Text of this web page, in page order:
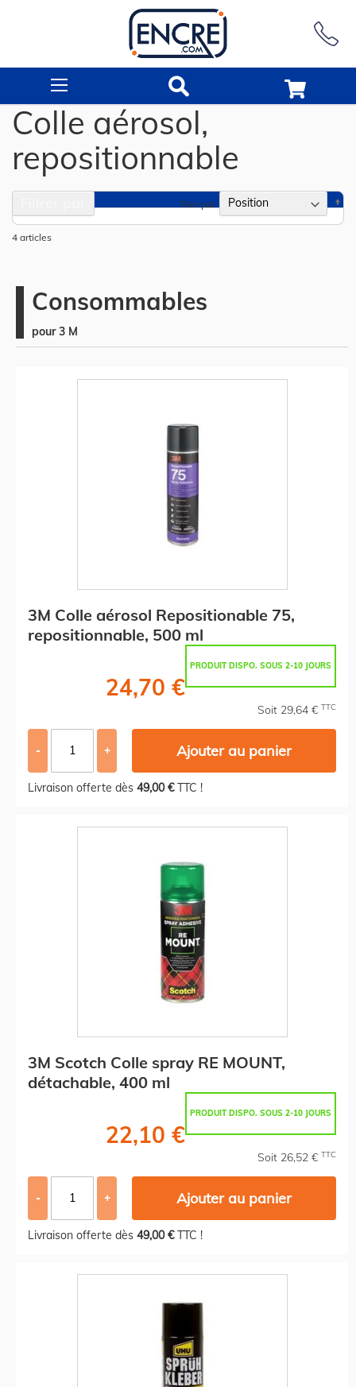
Colle aérosol,
repositionnable
4 articles
Trier par
Consommables
pour 3 M
3M Colle aérosol Repositionable 75,
repositionnable, 500 ml
PRODUIT DISPO. SOUS 2-10 JOURS
24,70 €
Soit 29,64 € TTC
- + Ajouter au panier
Livraison offerte dès 49,00 €TTC !
3M Scotch Colle spray RE MOUNT,
détachable, 400 ml
PRODUIT DISPO. SOUS 2-10 JOURS
22,10 €
Soit 26,52 € TTC
- + Ajouter au panier
Livraison offerte dès 49,00 €TTC !